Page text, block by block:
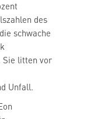
des
schwache
Sie litten vor
Unfall.